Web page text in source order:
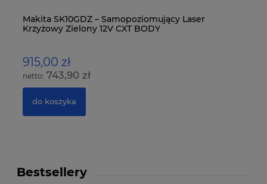
Makita SK10GDZ – Samopoziomujący Laser
Krzyżowy Zielony 12V CXT BODY
915,00 zł
743,90 zł
do koszyka
Bestsellery